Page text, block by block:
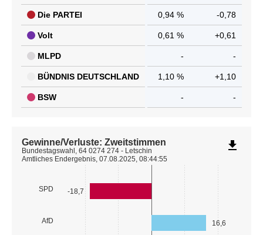
Die PARTEI 0,94 % -0,78
Volt 0,61 % +0,61
MLPD - -
BÜNDNIS DEUTSCHLAND 1,10 % +1,10
BSW - -
SPD
AfD
-18,7
16,6
Gewinne/Verluste: Zweitstimmen
Bundestagswahl, 64 0274 274 - Letschin
Amtliches Endergebnis, 07.08.2025, 08:44:55
file_download